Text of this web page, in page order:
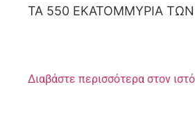
ΤΑ 550 ΕΚΑΤΟΜΜΥΡΙΑ
Διαβάστε περισσότερα στον